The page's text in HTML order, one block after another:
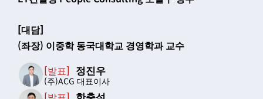
[대담]
(좌장) 이중학 동국대학교 경영학과 교수
[발표] 정진우
(주)ACG 대표이사